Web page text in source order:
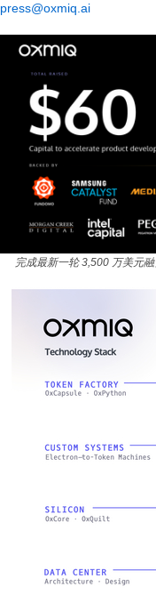
press@oxmiq.ai
完成最新一轮 3,500 万美元